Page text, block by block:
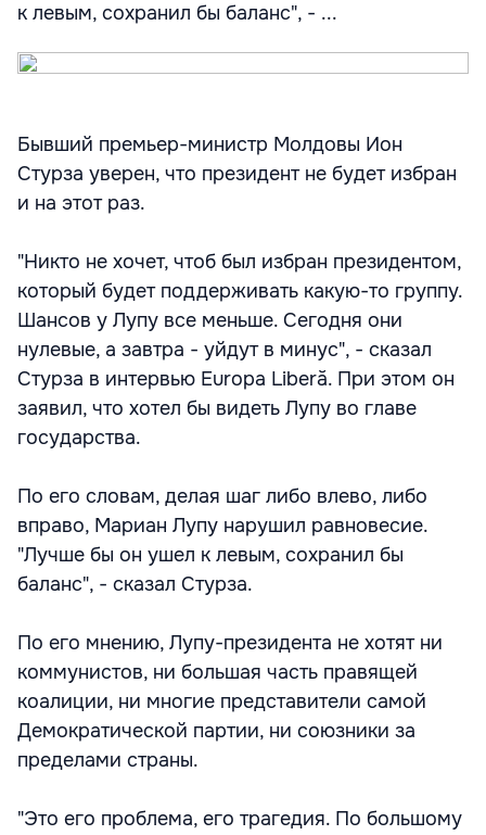
к левым, сохранил бы баланс", - ...
Бывший премьер-министр Молдовы Ион
Стурза уверен, что президент не будет избран
и на этот раз.
"Никто не хочет, чтоб был избран президентом,
который будет поддерживать какую-то группу.
Шансов у Лупу все меньше. Сегодня они
нулевые, а завтра - уйдут в минус", - сказал
Стурза в интервью Europa Liberă. При этом он
заявил, что хотел бы видеть Лупу во главе
государства.
По его словам, делая шаг либо влево, либо
вправо, Мариан Лупу нарушил равновесие.
"Лучше бы он ушел к левым, сохранил бы
баланс", - сказал Стурза.
По его мнению, Лупу-президента не хотят ни
коммунистов, ни большая часть правящей
коалиции, ни многие представители самой
Демократической партии, ни союзники за
пределами страны.
"Это его проблема, его трагедия. По большому